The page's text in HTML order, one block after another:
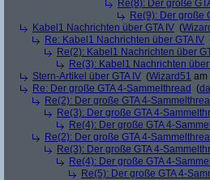
Re(8): Der große
Re(9): Der große
Kabel1 Nachrichten über GTA IV (
Re: Kabel1 Nachrichten über GTA IV
Re(2): Kabel1 Nachrichten über
Re(3): Kabel1 Nachrichten über
Stern-Artikel über GTA IV (Wizard51 am
Re: Der große GTA 4-Sammelthread (
Re(2): Der große GTA 4-
Re(3): Der große GTA 4-
Re(4): Der große GTA 4-
Re(2): Der große GTA 4-
Re(3): Der große GTA 4-
Re(4): Der große GTA 4-
Re(5): Der große GTA 4-